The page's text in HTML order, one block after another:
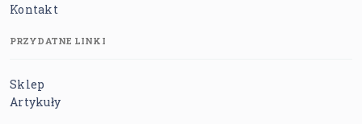
Kontakt
PRZYDATNE LINKI
Sklep
Artykuły